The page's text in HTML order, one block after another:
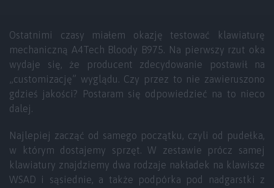
Ostatnimi czasy miałem okazję testować klawiaturę
mechaniczną A4Tech Bloody B975. Na pierwszy rzut oka
wydaje się, że producent zdecydowanie postawił na
„customizację” wyglądu. Czy przez to nie zawieruszono
gdzieś jakości? Postaram się odpowiedzieć na to nieco
dalej.
Najlepiej zacząć od samego początku, czyli od pudełka,
w którym dostajemy sprzęt. W zestawie prócz samej
klawiatury znajdziemy dwa rodzaje nakładek na klawisze
WSAD i sąsiednie, a także podpórka pod nadgarstki z